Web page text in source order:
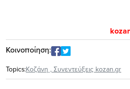
Κοινοποίηση:
Topics:Κοζάνη , Συνεντεύξεις kozan.gr